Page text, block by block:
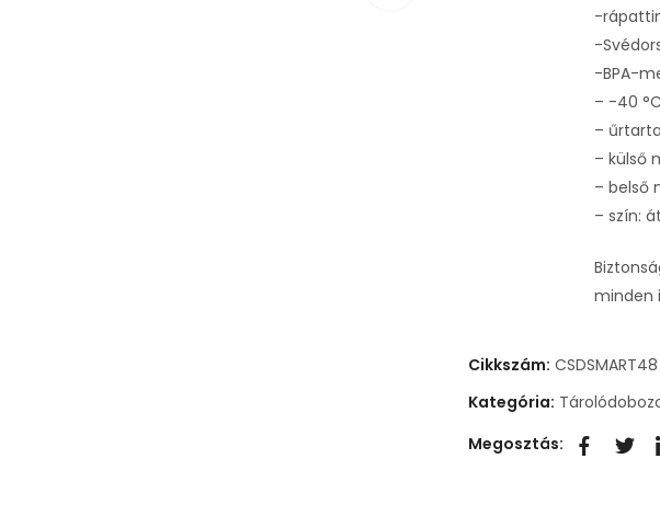
-
-
-BPA-
– -40
–
– külső
– belső
– szín:
minden
Cikkszám: CSDSMART48
Kategória:
Megosztás: